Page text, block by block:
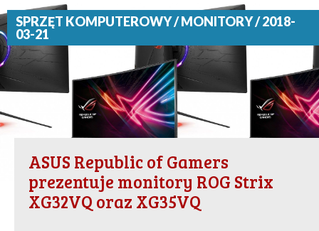
SPRZĘT KOMPUTEROWY / MONITORY / 2018-
03-21
ASUS Republic of Gamers
prezentuje monitory ROG Strix
XG32VQ oraz XG35VQ